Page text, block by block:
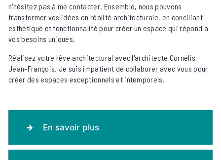
n'hésitez pas à me contacter. Ensemble, nous pouvons
transformer vos idées en réalité architecturale, en conciliant
esthétique et fonctionnalité pour créer un espace qui répond à
vos besoins uniques.
Réalisez votre rêve architectural avec l'architecte Cornelis
Jean-François. Je suis impatient de collaborer avec vous pour
créer des espaces exceptionnels et intemporels.
En savoir plus